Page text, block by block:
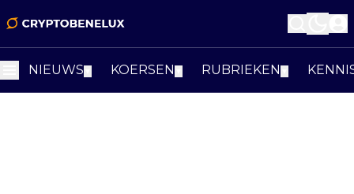
NIEUWS KOERSEN RUBRIEKEN